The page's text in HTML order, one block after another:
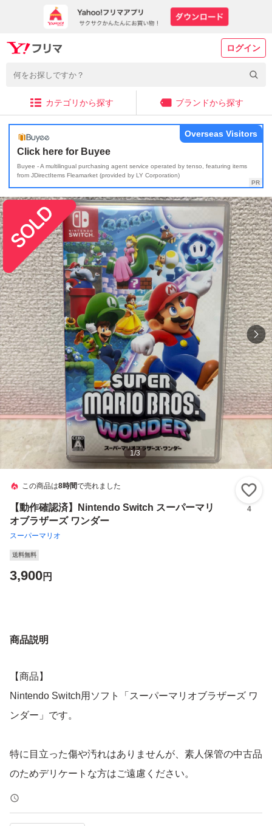
ログイン
カテゴリから探す ブランドから探す
Click here for Buyee
Buyee - A multilingual purchasing agent service operated by tenso, featuring items
from JDirectItems Fleamarket (provided by LY Corporation)
Overseas Visitors
1/3
この商品は8時間で売れました
【動作確認済】Nintendo Switch スーパーマリ
オブラザーズ ワンダー
スーパーマリオ
4
送料無料
3,900円
商品説明
【商品】
Nintendo Switch用ソフト「スーパーマリオブラザーズ ワ
ンダー」です。
特に目立った傷や汚れはありませんが、素人保管の中古品
のためデリケートな方はご遠慮ください。